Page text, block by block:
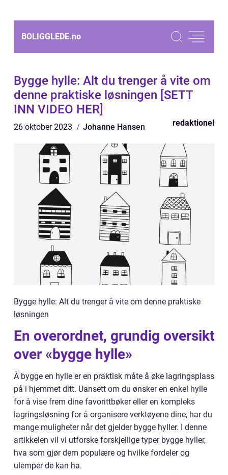
BOLIGGLEDE.no
Bygge hylle: Alt du trenger å vite om
denne praktiske løsningen [SETT
INN VIDEO HER]
26 oktober 2023 Johanne Hansen redaktionel
Bygge hylle: Alt du trenger å vite om denne praktiske
løsningen
En overordnet, grundig oversikt
over «bygge hylle»
Å bygge en hylle er en praktisk måte å øke lagringsplass
på i hjemmet ditt. Uansett om du ønsker en enkel hylle
for å vise frem dine favorittbøker eller en kompleks
lagringsløsning for å organisere verktøyene dine, har du
mange muligheter når det gjelder bygge hyller. I denne
artikkelen vil vi utforske forskjellige typer bygge hyller,
hva som gjør dem populære og hvilke fordeler og
ulemper de kan ha.